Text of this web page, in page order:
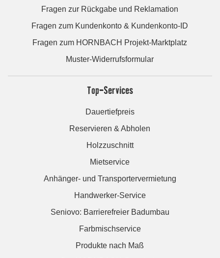
Fragen zur Rückgabe und Reklamation
Fragen zum Kundenkonto & Kundenkonto-ID
Fragen zum HORNBACH Projekt-Marktplatz
Muster-Widerrufsformular
Top-Services
Dauertiefpreis
Reservieren & Abholen
Holzzuschnitt
Mietservice
Anhänger- und Transportervermietung
Handwerker-Service
Seniovo: Barrierefreier Badumbau
Farbmischservice
Produkte nach Maß